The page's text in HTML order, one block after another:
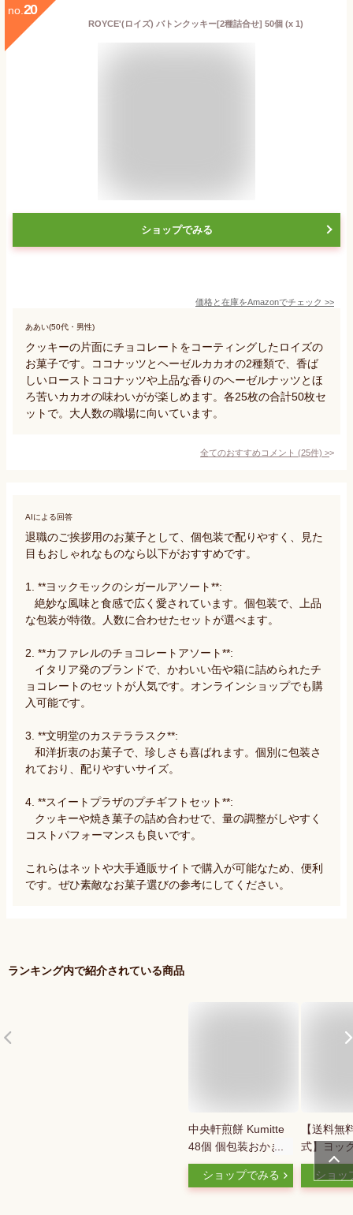
no. 20
ROYCE'(ロイズ) バトンクッキー[2種詰合せ] 50個 (x 1)
ショップでみる
価格と在庫をAmazonでチェック >>
ああい(50代・男性)
クッキーの片面にチョコレートをコーティングしたロイズの
お菓子です。ココナッツとヘーゼルカカオの2種類で、香ば
しいローストココナッツや上品な香りのヘーゼルナッツとほ
ろ苦いカカオの味わいがが楽しめます。各25枚の合計50枚セ
ットで。大人数の職場に向いています。
全てのおすすめコメント (25件) >
AIによる回答
退職のご挨拶用のお菓子として、個包装で配りやすく、見た
目もおしゃれなものなら以下がおすすめです。
1. **ヨックモックのシガールアソート**:
な包装が特徴。人数に合わせたセットが選べます。
2. **カファレルのチョコレートアソート**:
ョコレートのセットが人気です。オンラインショップでも購
入可能です。
3. **文明堂のカステララスク**:
れており、配りやすいサイズ。
4. **スイートプラザのプチギフトセット**:
コストパフォーマンスも良いです。
これらはネットや大手通販サイトで購入が可能なため、便利
です。ぜひ素敵なお菓子選びの参考にしてください。
ランキング内で紹介されている商品
中央軒煎餅 Kumitte
48個 個包装おかき詰
め合わせ 春ギフト
卒業 入学 就職 転職
ショップでみる
【送料無
式】ヨッ
ガール 48
元 夏ギ
ショッ